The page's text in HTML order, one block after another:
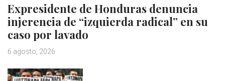
Expresidente de Honduras denuncia
injerencia de “izquierda radical” en su
caso por lavado
6 agosto, 2026